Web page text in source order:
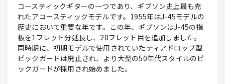
コースティックギターの一つであり、ギブソン史上最も売
れたアコースティックモデルです。1955年はJ-45モデルの
歴史において重要な年です。この年、ギブソンはJ-45の指
板を1フレット分延長し、20フレット目を追加しました。
同時期に、初期モデルで使用されていたティアドロップ型
ピックガードは廃止され、より大型の50年代スタイルのピ
ックガードが採用され始めました。